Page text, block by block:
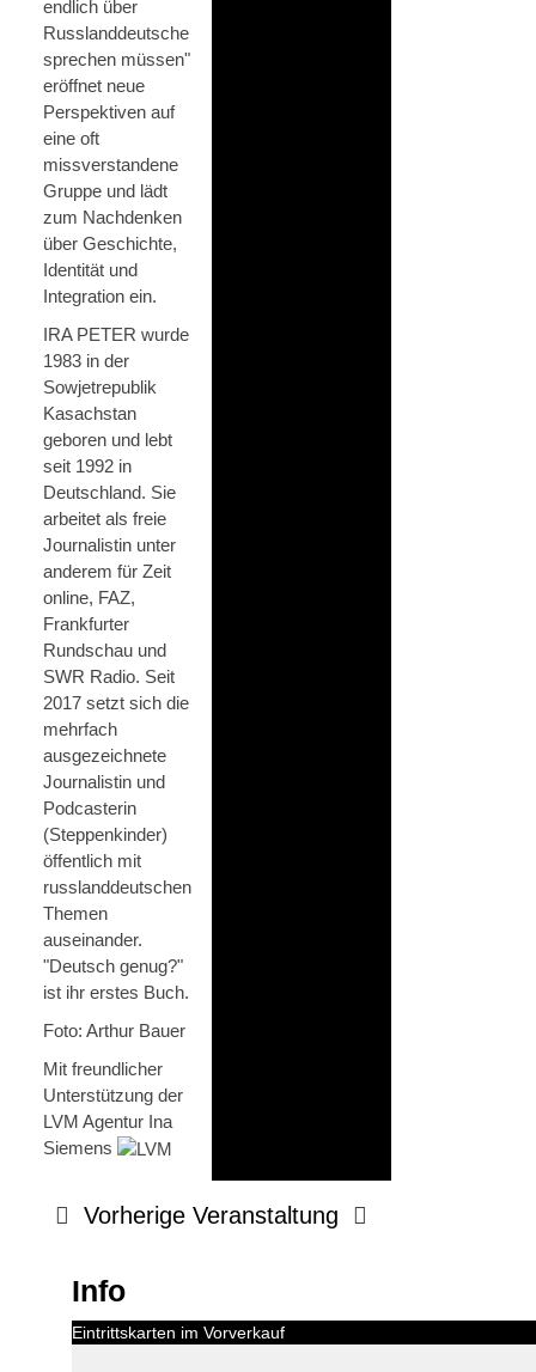
endlich über
Russlanddeutsche
sprechen müssen"
eröffnet neue
Perspektiven auf
eine oft
missverstandene
Gruppe und lädt
zum Nachdenken
über Geschichte,
Identität und
Integration ein.
IRA PETER wurde
1983 in der
Sowjetrepublik
Kasachstan
geboren und lebt
seit 1992 in
Deutschland. Sie
arbeitet als freie
Journalistin unter
anderem für Zeit
online, FAZ,
Frankfurter
Rundschau und
SWR Radio. Seit
2017 setzt sich die
mehrfach
ausgezeichnete
Journalistin und
Podcasterin
(Steppenkinder)
öffentlich mit
russlanddeutschen
Themen
auseinander.
"Deutsch genug?"
ist ihr erstes Buch.
Foto: Arthur Bauer
Mit freundlicher
Unterstützung der
LVM Agentur Ina
Siemens
Vorherige Veranstaltung
Info
Eintrittskarten im Vorverkauf